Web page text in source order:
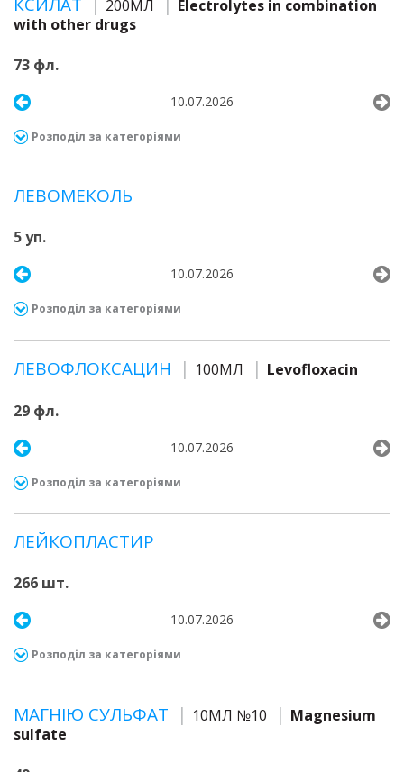
200МЛ
Electrolytes in combination
with other drugs
73 фл.
10.07.2026
Розподіл за категоріями
ЛЕВОМЕКОЛЬ
5 уп.
10.07.2026
Розподіл за категоріями
ЛЕВОФЛОКСАЦИН 100МЛ Levofloxacin
29 фл.
10.07.2026
Розподіл за категоріями
ЛЕЙКОПЛАСТИР
266 шт.
10.07.2026
Розподіл за категоріями
МАГНІЮ СУЛЬФАТ 10МЛ №10
Magnesium
sulfate